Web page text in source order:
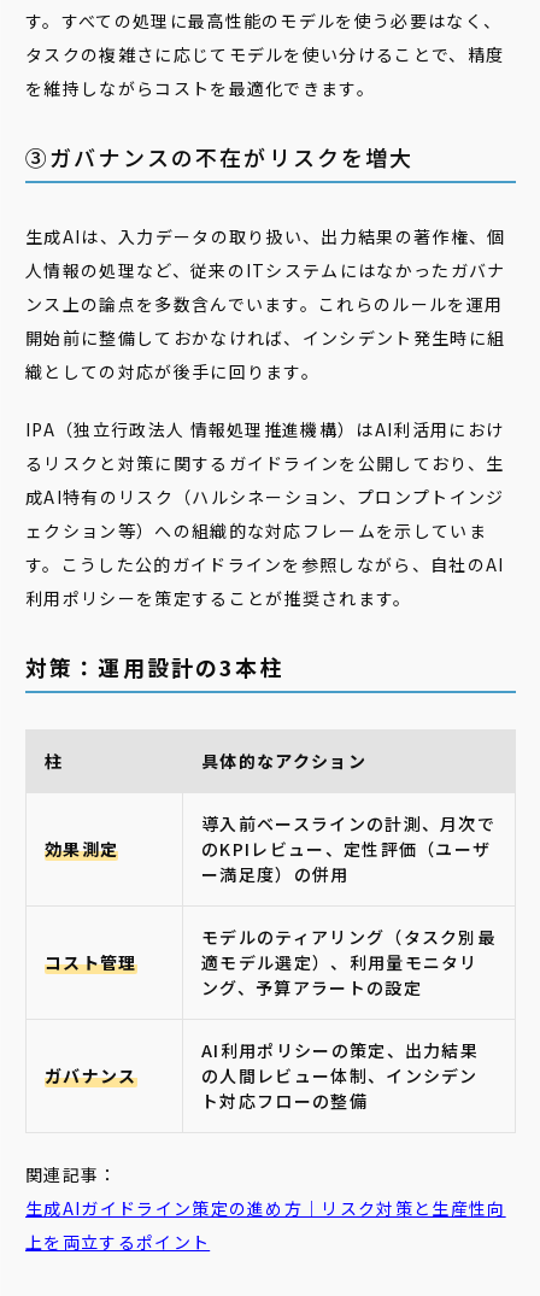
す。すべての処理に最高性能のモデルを使う必要はなく、
タスクの複雑さに応じてモデルを使い分けることで、精度
を維持しながらコストを最適化できます。
③ガバナンスの不在がリスクを増大
生成AIは、入力データの取り扱い、出力結果の著作権、個
人情報の処理など、従来のITシステムにはなかったガバナ
ンス上の論点を多数含んでいます。これらのルールを運用
開始前に整備しておかなければ、インシデント発生時に組
織としての対応が後手に回ります。
IPA（独立行政法人 情報処理推進機構）はAI利活用におけ
るリスクと対策に関するガイドラインを公開しており、生
成AI特有のリスク（ハルシネーション、プロンプトインジ
ェクション等）への組織的な対応フレームを示していま
す。こうした公的ガイドラインを参照しながら、自社のAI
利用ポリシーを策定することが推奨されます。
対策：運用設計の3本柱
柱 具体的なアクション
効果測定
導入前ベースラインの計測、月次で
のKPIレビュー、定性評価（ユーザ
ー満足度）の併用
コスト管理
モデルのティアリング（タスク別最
適モデル選定）、利用量モニタリ
ング、予算アラートの設定
ガバナンス
AI利用ポリシーの策定、出力結果
の人間レビュー体制、インシデン
ト対応フローの整備
関連記事：
生成AIガイドライン策定の進め方｜リスク対策と生産性向
上を両立するポイント